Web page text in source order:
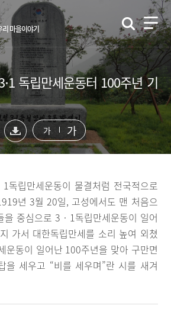
리 마을이야기
독립만세운동터 100주년 기
가 가
독립만세운동이 물결처럼 전국적으로
년 3월 20일, 고성에서도 맨 처음으
을 중심으로 3‧1독립만세운동이 일어
가서 대한독립만세를 소리 높여 외쳤
동이 일어난 100주년을 맞아 구만면
을 세우고 “비를 세우며”란 시를 새겨